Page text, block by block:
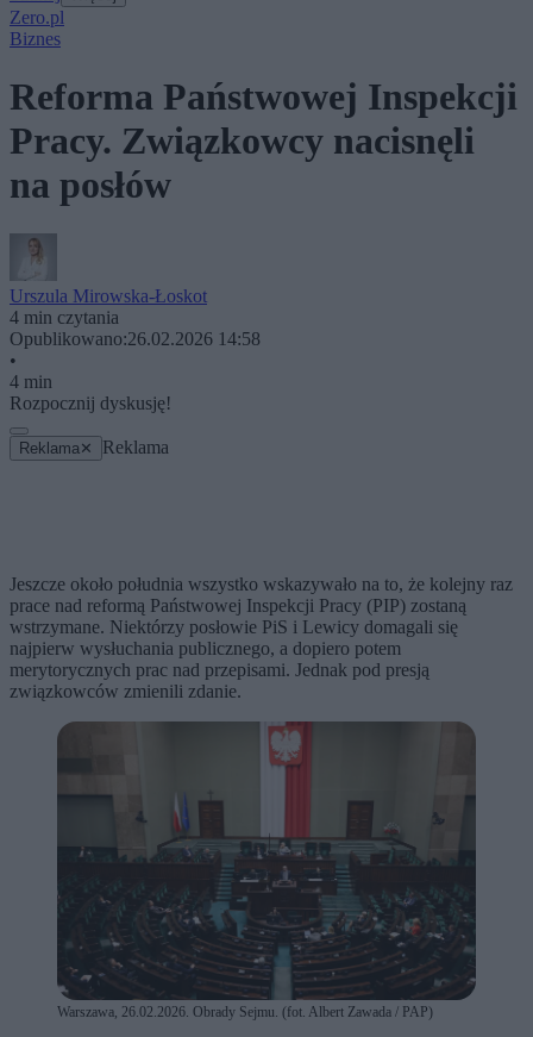
Zero.pl
Biznes
Reforma Państwowej Inspekcji
Pracy. Związkowcy nacisnęli
na posłów
Urszula Mirowska-Łoskot
4 min czytania
Opublikowano:26.02.2026 14:58
•
4 min
Rozpocznij dyskusję!
Reklama ✕ Reklama
Jeszcze około południa wszystko wskazywało na to, że kolejny raz
prace nad reformą Państwowej Inspekcji Pracy (PIP) zostaną
wstrzymane. Niektórzy posłowie PiS i Lewicy domagali się
najpierw wysłuchania publicznego, a dopiero potem
merytorycznych prac nad przepisami. Jednak pod presją
związkowców zmienili zdanie.
Warszawa, 26.02.2026. Obrady Sejmu. (fot. Albert Zawada / PAP)